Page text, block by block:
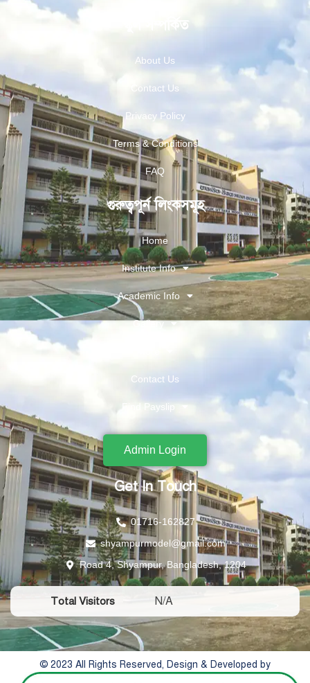
স্কুল সম্পর্কিত
About Us
Contact Us
Privacy Policy
Terms & Conditions
FAQ
গুরুত্বপূর্ন লিংকসমূহ
Home
Institute Info
Academic Info
Gallery
Contact Us
Find Payslip
Admin Login
Get In Touch
01716-162827
shyampurmodel@gmail.com
Road 4, Shyampur, Bangladesh, 1204
Total Visitors N/A
© 2023 All Rights Reserved, Design & Developed by